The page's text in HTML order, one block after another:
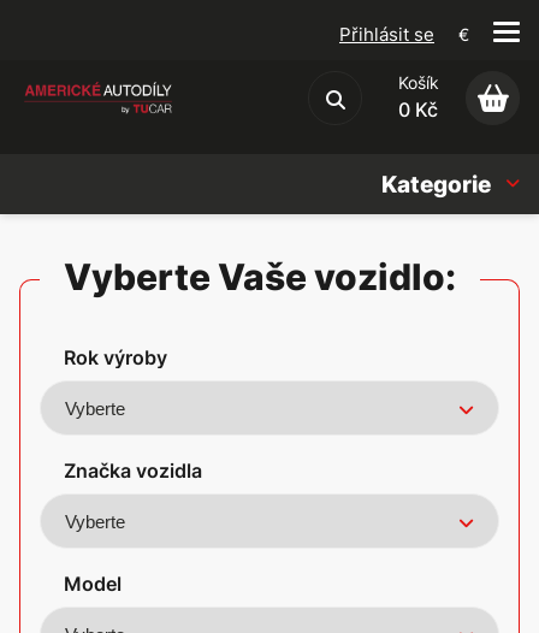
Obchodní podmínky
Přihlásit se €
Košík
0 Kč
Kategorie
Americké vozy
Vyberte Vaše vozidlo:
Rok výroby
Značka vozidla
Model